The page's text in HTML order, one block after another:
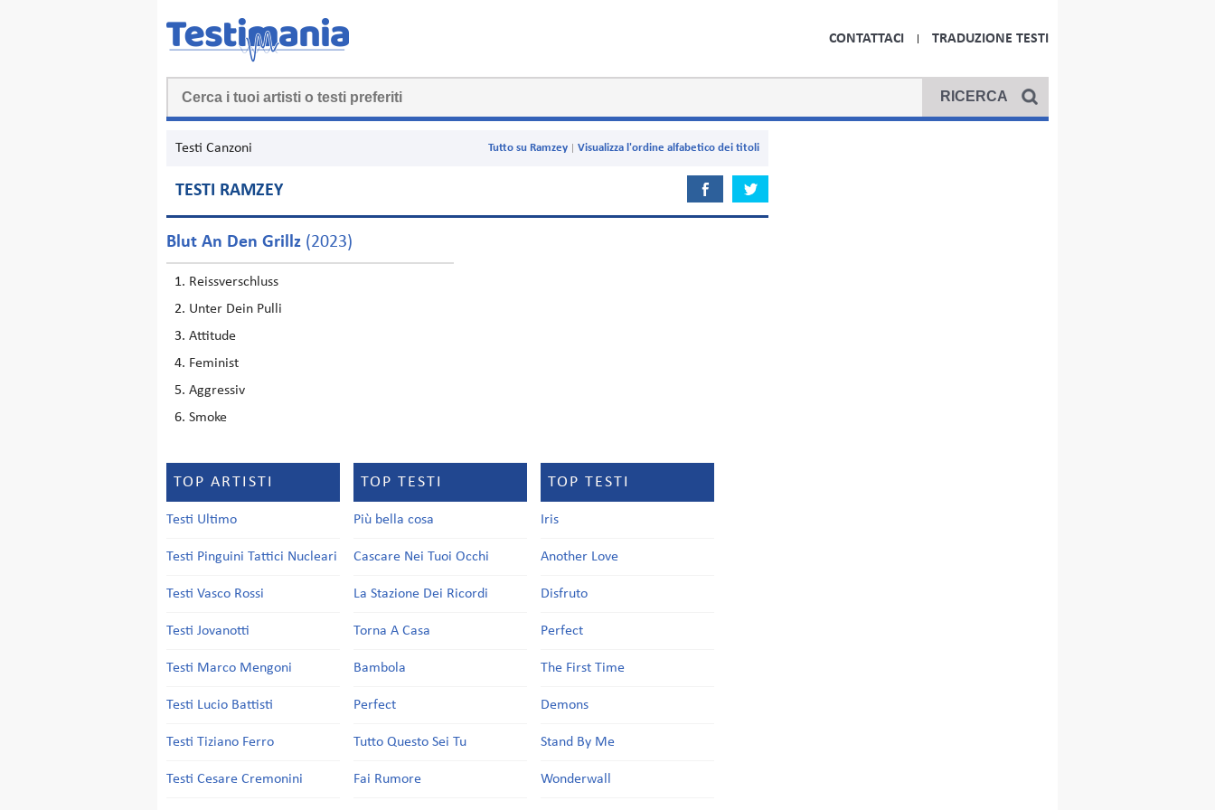
CONTATTACI TRADUZIONE TESTI
Testi Canzoni Visualizza l'ordine alfabetico dei titoli
Tutto su Ramzey
TESTI RAMZEY
Blut An Den Grillz (2023)
Reissverschluss
Unter Dein Pulli
Attitude
Feminist
Aggressiv
Smoke
TOP ARTISTI
Testi Ultimo
Testi Pinguini Tattici Nucleari
Testi Vasco Rossi
Testi Jovanotti
Testi Marco Mengoni
Testi Lucio Battisti
Testi Tiziano Ferro
Testi Cesare Cremonini
TOP TESTI
Più bella cosa
Cascare Nei Tuoi Occhi
La Stazione Dei Ricordi
Torna A Casa
Bambola
Perfect
Tutto Questo Sei Tu
Fai Rumore
TOP TESTI
Iris
Another Love
Disfruto
Perfect
The First Time
Demons
Stand By Me
Wonderwall